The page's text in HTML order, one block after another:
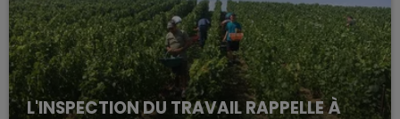
L'INSPECTION DU TRAVAIL RAPPELLE À